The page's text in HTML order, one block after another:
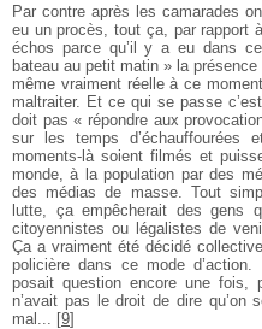
Par contre après les camarades
eu un procès, tout ça, par rapport
échos parce qu’il y a eu dans
bateau au petit matin » la
même vraiment réelle à ce
maltraiter. Et ce qui se passe
doit pas « répondre aux
sur les temps
moments-là soient filmés et
monde, à la population par des
des médias de masse. Tout
lutte, ça empêcherait des gens
citoyennistes ou légalistes de
Ça a vraiment été décidé
policière dans ce mode
posait question encore une
n’avait pas le droit de dire qu’on
mal...
[9]